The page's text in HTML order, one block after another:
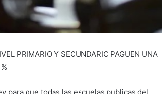
PRIMARIO Y SECUNDARIO PAGUEN UNA
para que todas las escuelas publicas del